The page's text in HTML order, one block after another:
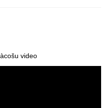
video